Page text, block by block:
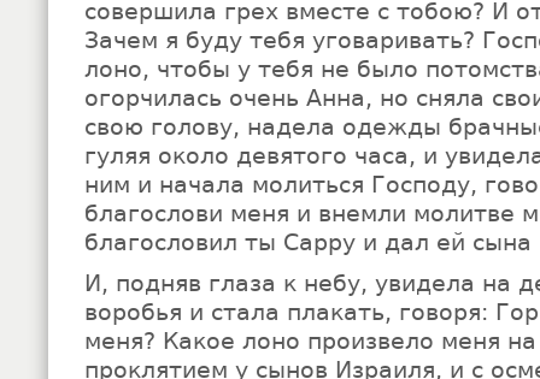
совершила грех вместе с тобою? И
Зачем я буду тебя уговаривать?
лоно, чтобы у тебя не было
огорчилась очень Анна, но сняла
свою голову, надела одежды
гуляя около девятого часа, и
ним и начала молиться Господу,
благослови меня и внемли молитве
благословил ты Сарру и дал ей сына
И, подняв глаза к небу, увидела на
воробья и стала плакать, говоря:
меня? Какое лоно произвело меня
проклятием у сынов Израиля, и с